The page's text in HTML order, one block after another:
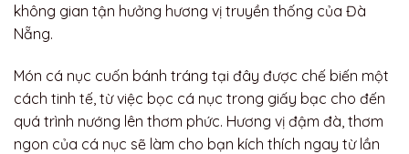
không gian tận hưởng hương vị truyền thống của Đà
Nẵng.
Món cá nục cuốn bánh tráng tại đây được chế biến một
cách tinh tế, từ việc bọc cá nục trong giấy bạc cho đến
quá trình nướng lên thơm phức. Hương vị đậm đà, thơm
ngon của cá nục sẽ làm cho bạn kích thích ngay từ lần